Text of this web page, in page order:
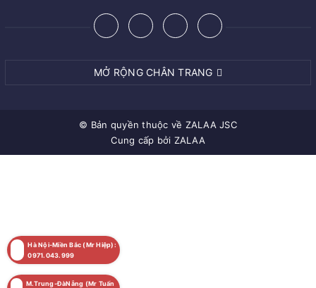
MỞ RỘNG CHÂN TRANG
© Bản quyền thuộc về ZALAA JSC
Cung cấp bởi ZALAA
Hà Nội-Miền Bắc (Mr Hiệp):
0971.043.999
M.Trung-ĐàNẵng (Mr Tuấn